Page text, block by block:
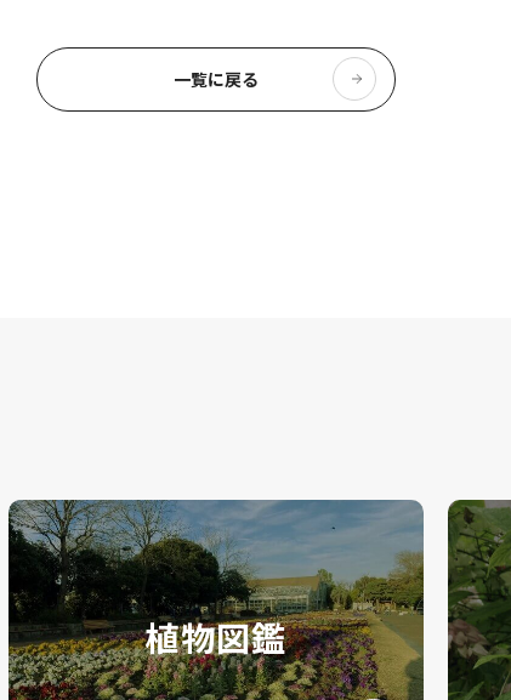
一覧に戻る
植物図鑑